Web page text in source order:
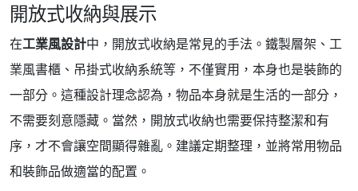
開放式收納與展示
在工業風設計中，開放式收納是常見的手法。鐵製層架、工
業風書櫃、吊掛式收納系統等，不僅實用，本身也是裝飾的
一部分。這種設計理念認為，物品本身就是生活的一部分，
不需要刻意隱藏。當然，開放式收納也需要保持整潔和有
序，才不會讓空間顯得雜亂。建議定期整理，並將常用物品
和裝飾品做適當的配置。